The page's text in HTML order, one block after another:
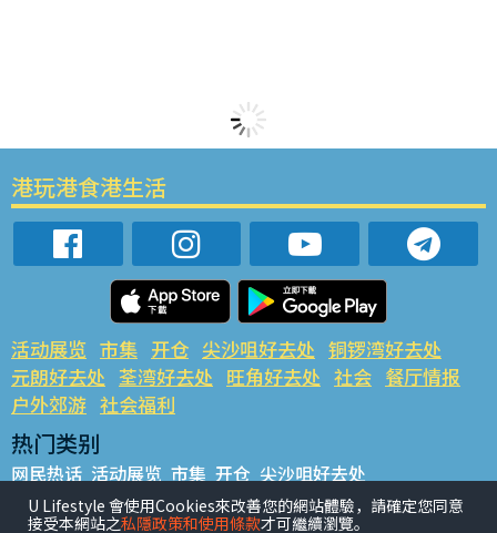
港玩港食港生活
活动展览 市集 开仓 尖沙咀好去处 铜锣湾好去处
元朗好去处 荃湾好去处 旺角好去处 社会 餐厅情报
户外郊游 社会福利
热门类别
网民热话 活动展览 市集 开仓 尖沙咀好去处
铜锣湾好去处 元朗好去处 荃湾好去处 旺角好去处 社会
餐厅情报 户外郊游
U Lifestyle 會使用Cookies來改善您的網站體驗，請確定您同意
接受本網站之私隱政策和使用條款才可繼續瀏覽。